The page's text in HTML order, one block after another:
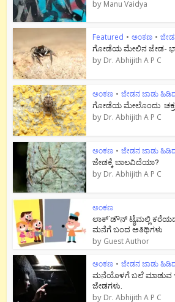
by Manu Vaidya
Featured • ಅಂಕಣ •
ಗೋಡೆಯ ಮೇಲಿನ ಜೇಡ-
by Dr. Abhijith A P C
ಅಂಕಣ • ಜೇಡನ ಜಾಡು
ಗೋಡೆಯ ಮೇಲೊಂದು ಚಕ್ರ
by Dr. Abhijith A P C
ಅಂಕಣ • ಜೇಡನ ಜಾಡು
ಜೇಡಕ್ಕೆ ಬಾಲವಿದೆಯಾ?
by Dr. Abhijith A P C
ಅಂಕಣ
ಲಾಕ್`ಡೌನ್ ಟೈಮಲ್ಲಿ
ಮನೆಗೆ ಬಂದ ಅತಿಥಿಗಳು
by Guest Author
ಅಂಕಣ • ಜೇಡನ ಜಾಡು
ಮನೆಯೊಳಗೆ ಬಲೆ ಮಾಡುವ
ಜೇಡಗಳು.
by Dr. Abhijith A P C